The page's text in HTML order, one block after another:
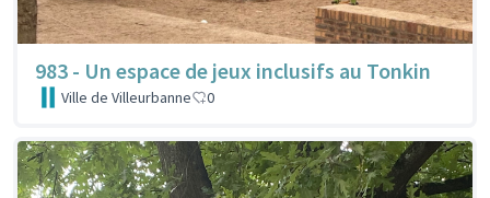
983 - Un espace de jeux inclusifs au Tonkin
Ville de Villeurbanne 0